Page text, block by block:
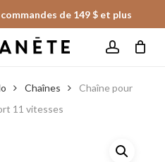
de 149 $ et plus
Fermer
le
panier
Chaînes
Chaîne pour
11 vitesses